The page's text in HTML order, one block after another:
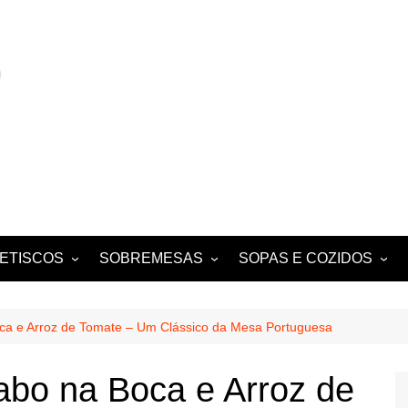
E
SOBREMESAS
FOLHADOS
TARTES E TORTAS
DOCES
SOPAS E COZIDOS
ENSOPADOS
GUISADOS
e Arroz de Tomate – Um Clássico da Mesa Portuguesa
na Boca e Arroz de